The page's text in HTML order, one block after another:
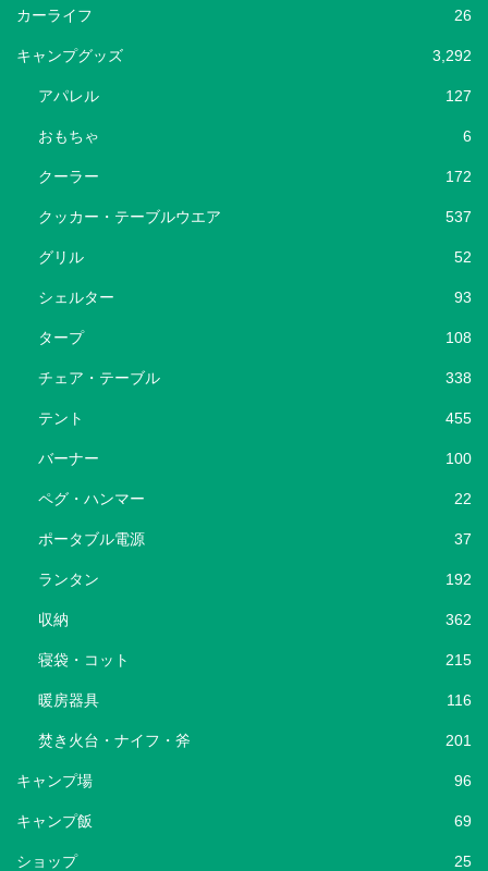
カーライフ 26
キャンプグッズ 3,292
アパレル 127
おもちゃ 6
クーラー 172
クッカー・テーブルウエア 537
グリル 52
シェルター 93
タープ 108
チェア・テーブル 338
テント 455
バーナー 100
ペグ・ハンマー 22
ポータブル電源 37
ランタン 192
収納 362
寝袋・コット 215
暖房器具 116
焚き火台・ナイフ・斧 201
キャンプ場 96
キャンプ飯 69
ショップ 25